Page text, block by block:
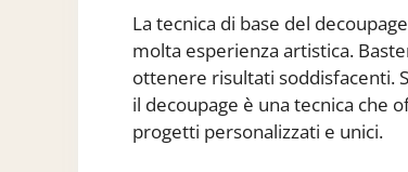
La tecnica di base del
molta esperienza artistica.
ottenere risultati soddisfacenti.
il decoupage è una tecnica che
progetti personalizzati e unici.